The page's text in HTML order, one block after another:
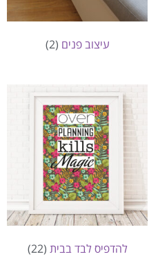
עיצוב פנים (2)
להדפיס לבד בבית (22)